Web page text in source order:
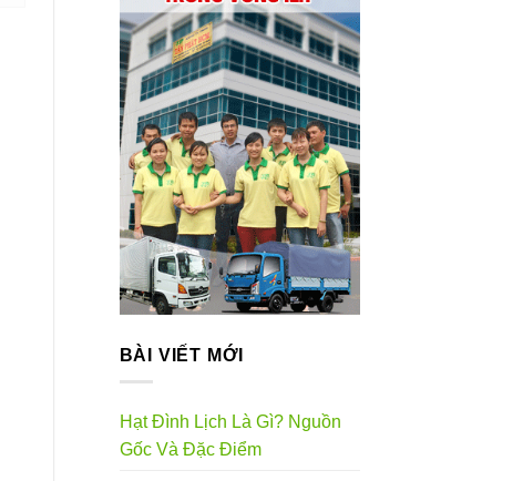
BÀI VIẾT MỚI
Hạt Đình Lịch Là Gì? Nguồn
Gốc Và Đặc Điểm